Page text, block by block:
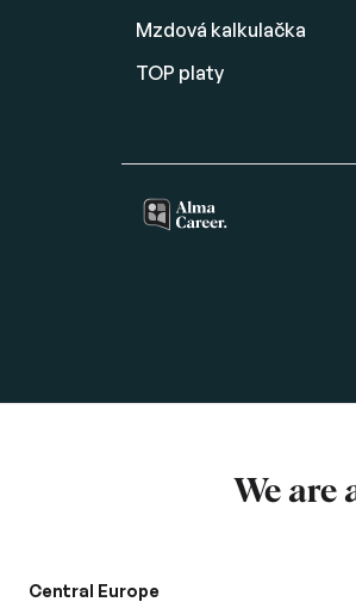
Mzdová kalkulačka
TOP platy
We are
Central Europe